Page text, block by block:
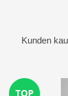
Kunden